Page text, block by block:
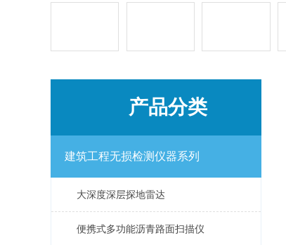
产品分类
建筑工程无损检测仪器系列
大深度深层探地雷达
便携式多功能沥青路面扫描仪